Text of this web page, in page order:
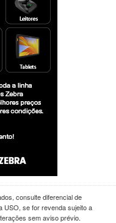
consulte diferencial de
USO, se for revenda sujeito a
sem aviso prévio.